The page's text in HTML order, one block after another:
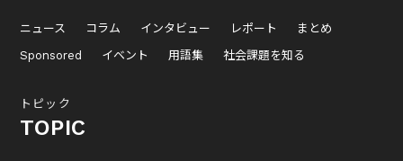
ニュース コラム インタビュー レポート
まとめ
Sponsored
イベント 用語集 社会課題を知る
トピック
TOPIC